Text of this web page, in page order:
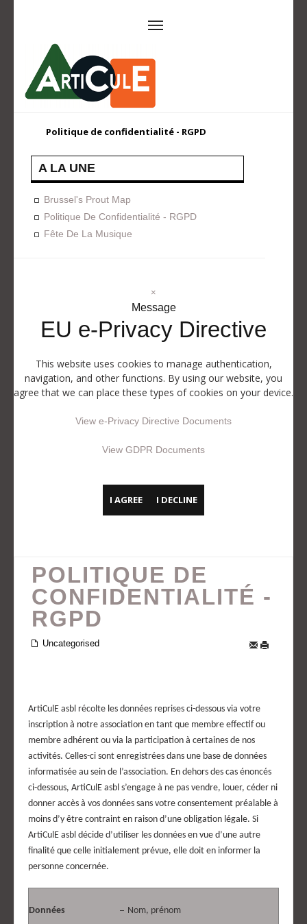
ARTICULE ASBL
Présentation
EVÈNEMENTS
Concerts
Expositions
Design For Everyone
Publications
FORMATION
Programmées
A La Demande
CONTACT
Politique de confidentialité - RGPD
A LA UNE
Brussel's Prout Map
Politique De Confidentialité - RGPD
Fête De La Musique
×
Message
EU e-Privacy Directive
This website uses cookies to manage authentication,
navigation, and other functions. By using our website, you
agree that we can place these types of cookies on your device.
View e-Privacy Directive Documents
View GDPR Documents
I AGREE I DECLINE
POLITIQUE DE
CONFIDENTIALITÉ -
RGPD
Uncategorised
ArtiCulE asbl récolte les données reprises ci-dessous via votre
inscription à notre association en tant que membre effectif ou
membre adhérent ou via la participation à certaines de nos
activités. Celles-ci sont enregistrées dans une base de données
informatisée au sein de l’association. En dehors des cas énoncés
ci-dessous, ArtiCulE asbl s’engage à ne pas vendre, louer, céder ni
donner accès à vos données sans votre consentement préalable à
moins d’y être contraint en raison d’une obligation légale. Si
ArtiCulE asbl décide d’utiliser les données en vue d’une autre
finalité que celle initialement prévue, elle doit en informer la
personne concernée.
Données – Nom, prénom